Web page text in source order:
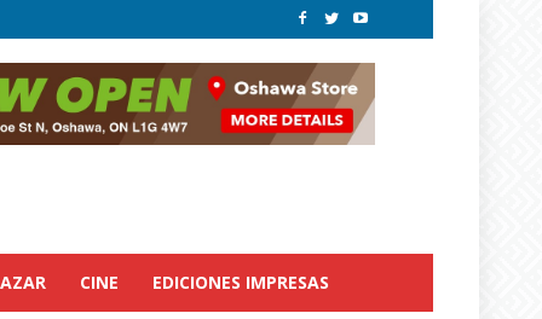
CINE EDICIONES IMPRESAS